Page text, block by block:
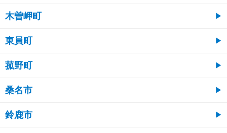
木曽岬町
東員町
菰野町
桑名市
鈴鹿市